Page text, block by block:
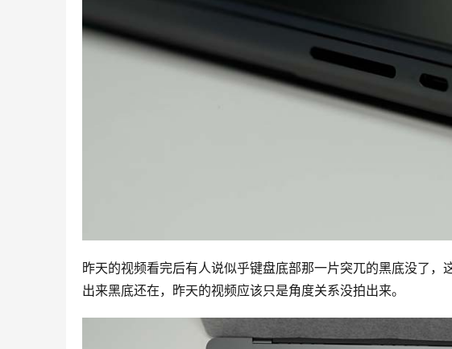
昨天的视频看完后有人说似乎键盘底部那一片突兀的黑底没了
出来黑底还在，昨天的视频应该只是角度关系没拍出来。